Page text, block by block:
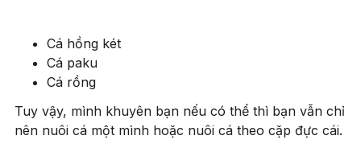
Cá hồng két
Cá paku
Cá rồng
Tuy vậy, mình khuyên bạn nếu có thể thì bạn vẫn chỉ
nên nuôi cá một mình hoặc nuôi cá theo cặp đực cái.